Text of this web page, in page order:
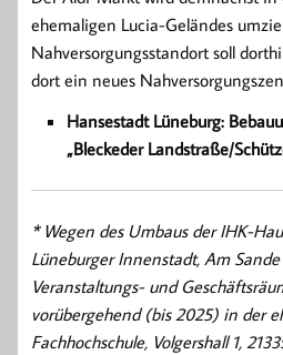
ehemaligen Lucia-Geländes
Nahversorgungsstandort soll
dort ein neues
Hansestadt Lüneburg:
„Bleckeder Landstraße/
* Wegen des Umbaus der IHK-
Lüneburger Innenstadt, Am Sande
Veranstaltungs- und
vorübergehend (bis 2025) in der
Fachhochschule, Volgershall 1,